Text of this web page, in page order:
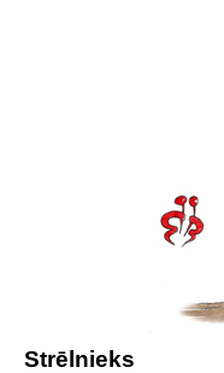
Strēlnieks